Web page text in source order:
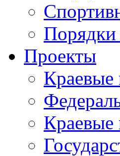
Порядки
Проекты
Краевые
Краевые